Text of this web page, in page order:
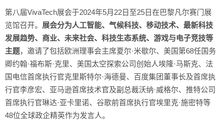
第八届VivaTech展会于2024年5月22日至25日在巴黎凡尔赛门展
览馆召开。 展会分为人工智能、气候科技、移动技术、最新科技
发展趋势、商业、未来社会、科技生态系统、游戏与电子竞技等
主题，邀请了包括欧洲理事会主席夏尔·米歇尔、美国第68任国务
卿约翰·福布斯·克里、美国太空探索公司创始人埃隆·马斯克、法
国电信首席执行官克里斯特尔·海德曼、百度集团董事长及首席执
行官李彦宏、亚马逊首席技术官及副总裁沃纳·威格尔、推特公司
首席执行官琳达·亚卡里诺、谷歌前首席执行官埃里克·施密特等
48位全球政企精英作为发言人。